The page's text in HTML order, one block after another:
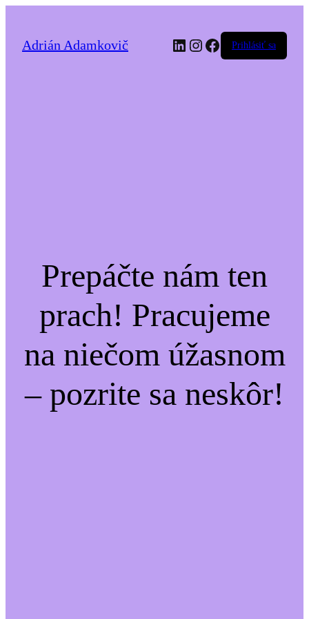
Adrián Adamkovič LinkedIn
Instagram
Facebook
Prihlásiť sa
Prepáčte nám ten
prach! Pracujeme
na niečom úžasnom
– pozrite sa neskôr!